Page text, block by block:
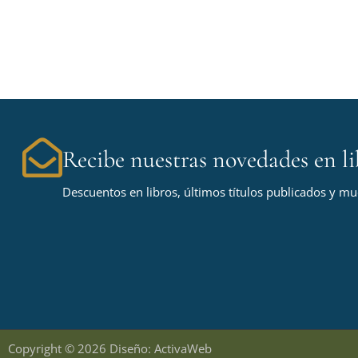
Recibe nuestras novedades en
Descuentos en libros, últimos títulos publicados y
Copyright © 2026 Diseño: ActivaWeb